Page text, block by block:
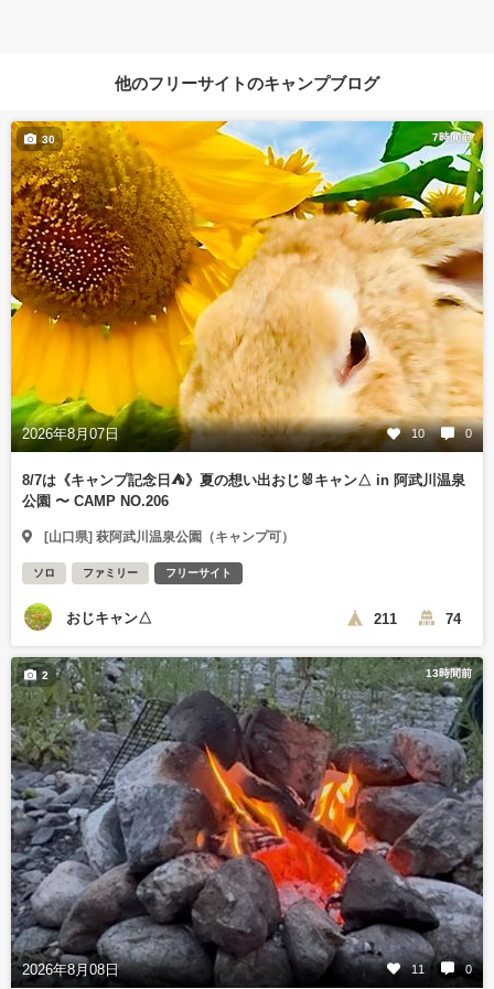
他のフリーサイトのキャンプブログ
7時間前
2026年8月07日 10 0
30
8/7は《キャンプ記念日⛺️》夏の想い出おじ🐰キャン△ in 阿武川温泉
公園 〜 CAMP NO.206
[山口県] 萩阿武川温泉公園（キャンプ可）
ソロ ファミリー フリーサイト
おじキャン△ 211 74
13時間前
2026年8月08日 11 0
2